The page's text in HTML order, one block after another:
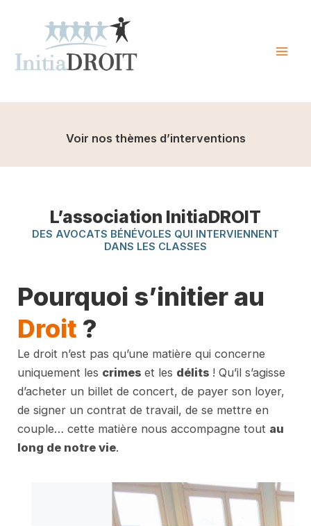
Voir nos thèmes d’interventions
L’association InitiaDROIT
DES AVOCATS BÉNÉVOLES QUI INTERVIENNENT
DANS LES CLASSES
Pourquoi s’initier au
Droit ?
Le droit n’est pas qu’une matière qui concerne
uniquement les crimes et les délits ! Qu’il s’agisse
d’acheter un billet de concert, de payer son loyer,
de signer un contrat de travail, de se mettre en
couple… cette matière nous accompagne tout au
long de notre vie.